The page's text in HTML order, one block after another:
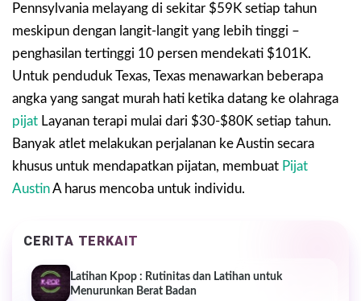
Pennsylvania melayang di sekitar $59K setiap tahun
meskipun dengan langit-langit yang lebih tinggi –
penghasilan tertinggi 10 persen mendekati $101K.
Untuk penduduk Texas, Texas menawarkan beberapa
angka yang sangat murah hati ketika datang ke olahraga
pijat Layanan terapi mulai dari $30-$80K setiap tahun.
Banyak atlet melakukan perjalanan ke Austin secara
khusus untuk mendapatkan pijatan, membuat Pijat
AustinA harus mencoba untuk individu.
CERITA TERKAIT
Latihan Kpop : Rutinitas dan Latihan untuk
Menurunkan Berat Badan